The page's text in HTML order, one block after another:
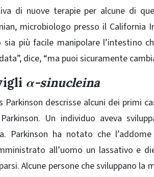
di nuove terapie per alcune di
microbiologo presso il
più facile manipolare l’intestino
dice, “ma puoi sicuramente
α-sinucleina
Parkinson descrisse alcuni dei primi
Un individuo aveva
Parkinson ha notato che
all’uomo un lassativo e
Alcune persone che sviluppano